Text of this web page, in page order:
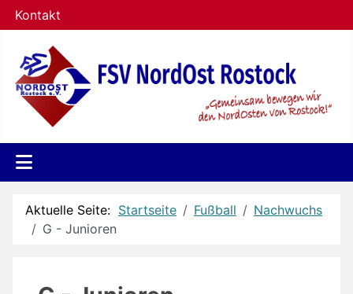
Kontakt
Aktuelle Seite: Startseite Fußball
Nachwuchs
G - Junioren